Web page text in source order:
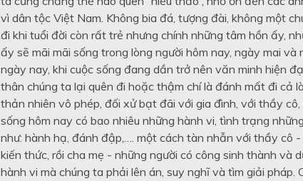
vì dân tộc Việt Nam. Không bia đá, tượng đài, không một
đi khi tuổi đời còn rất trẻ nhưng chính những tâm hồn ấy,
ấy sẽ mãi mãi sống trong lòng người hôm nay, ngày mai và
ngày nay, khi cuộc sống đang dần trở nên văn minh hiện
thân chúng ta lại quên đi hoặc thậm chí là đánh mất đi cả
thản nhiên vô phép, đối xử bạt đãi với gia đình, với thầy
sống hôm nay có bao nhiêu những hành vi, tình trạng
như: hành hạ, đánh đập,…. một cách tàn nhẫn với thầy cô
kiến thức, rồi cha mẹ - những người có công sinh thành và
hành vi mà chúng ta phải lên án, suy nghĩ và tìm giải pháp.